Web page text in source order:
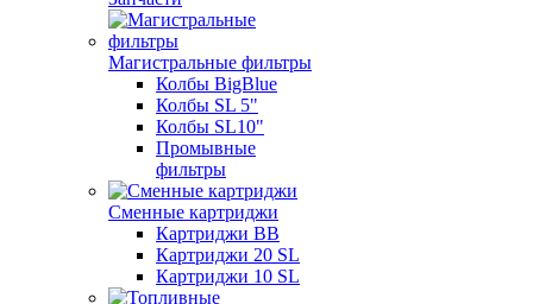
Магистральные фильтры
Колбы BigBlue
Колбы SL 5"
Колбы SL10"
Промывные
фильтры
Сменные картриджи
Картриджи BB
Картриджи 20 SL
Картриджи 10 SL